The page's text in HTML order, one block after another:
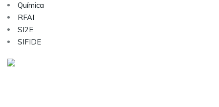
Química
RFAI
SI2E
SIFIDE